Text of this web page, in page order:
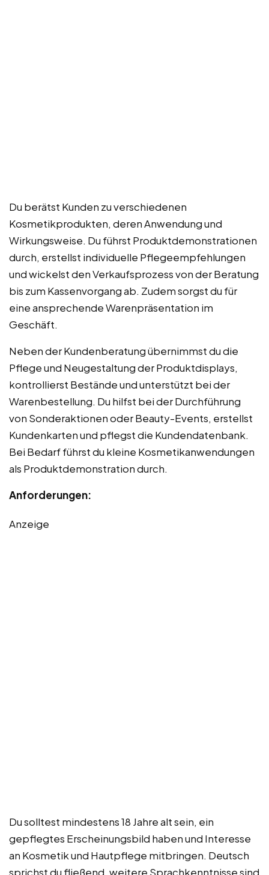
Du berätst Kunden zu verschiedenen
Kosmetikprodukten, deren Anwendung und
Wirkungsweise. Du führst Produktdemonstrationen
durch, erstellst individuelle Pflegeempfehlungen
und wickelst den Verkaufsprozess von der Beratung
bis zum Kassenvorgang ab. Zudem sorgst du für
eine ansprechende Warenpräsentation im
Geschäft.
Neben der Kundenberatung übernimmst du die
Pflege und Neugestaltung der Produktdisplays,
kontrollierst Bestände und unterstützt bei der
Warenbestellung. Du hilfst bei der Durchführung
von Sonderaktionen oder Beauty-Events, erstellst
Kundenkarten und pflegst die Kundendatenbank.
Bei Bedarf führst du kleine Kosmetikanwendungen
als Produktdemonstration durch.
Anforderungen:
Anzeige
Du solltest mindestens 18 Jahre alt sein, ein
gepflegtes Erscheinungsbild haben und Interesse
an Kosmetik und Hautpflege mitbringen. Deutsch
sprichst du fließend, weitere Sprachkenntnisse sind